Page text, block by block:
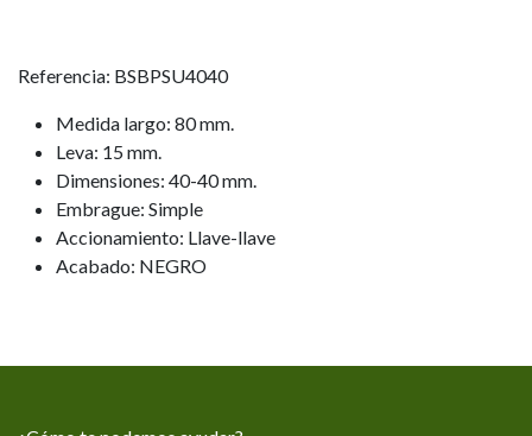
Referencia: BSBPSU4040
Medida largo: 80 mm.
Leva: 15 mm.
Dimensiones: 40-40 mm.
Embrague: Simple
Accionamiento: Llave-llave
Acabado: NEGRO